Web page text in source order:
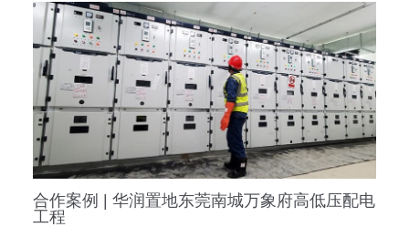
合作案例 | 华润置地东莞南城万象府高低压配电
工程